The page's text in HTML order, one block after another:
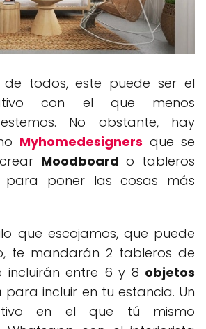
de todos, este puede ser el
con el que menos
No obstante, hay
Myhomedesigners que se
Moodboard o tableros
para poner las cosas más
que escojamos, que puede
te mandarán 2 tableros de
incluirán entre 6 y 8 objetos
para incluir en tu estancia. Un
en el que tú mismo